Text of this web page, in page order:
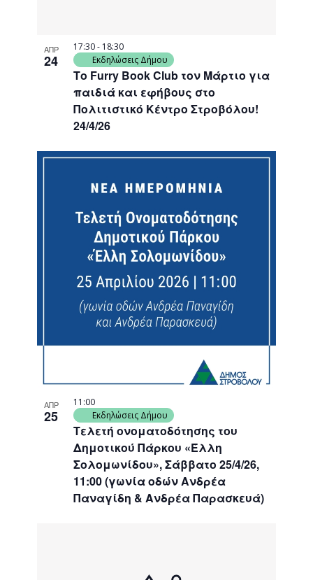
ΑΠΡ
24
Το Furry Book Club τον Μάρτιο για
παιδιά και εφήβους στο
Πολιτιστικό Κέντρο Στροβόλου!
24/4/26
17:30- 18:30
Εκδηλώσεις Δήμου
ΑΠΡ
25
Τελετή ονοματοδότησης του
Δημοτικού Πάρκου «Έλλη
Σολομωνίδου», Σάββατο 25/4/26,
11:00 (γωνία οδών Ανδρέα
Παναγίδη & Ανδρέα Παρασκευά)
11:00
Εκδηλώσεις Δήμου